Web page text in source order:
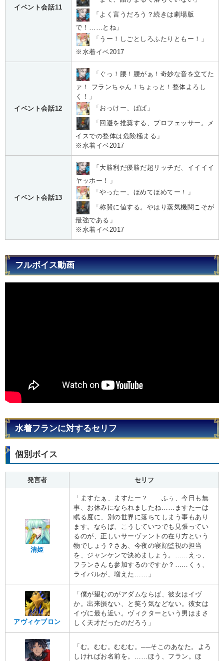
イベント会話11
「よく言うだろう？続きは劇場版
で！……とね」
「うー！しごとしろふたりともー！」
※水着イベ2017
イベント会話12
「ぐっ！腰！腰がぁ！奇妙な音を立てた
ァ！ フランちゃん！ちょっと！整体よろし
く！」
「おっけー、ぱぱ」
「回避を推奨する、プロフェッサー。メ
イスでの整体は危険極まる」
※水着イベ2017
イベント会話13
「大勝利だ優勝だ超リッチだ、イイイイ
ヤッホー！」
「やったー、ほめてほめてー！」
「称賛に値する。やはり蒸気機関こそが
最強である」
※水着イベ2017
フルボイス動画
水着フランに対するセリフ
個別ボイス
発言者 セリフ
清姫
「ますたぁ、ますたー？……ふぅ、今日も無
事、お休みになられましたね……ますたーは
眠る度に、別の世界に落ちてしまう事もあり
ます。ならば、こうしていつでも見張ってい
るのが、正しいサーヴァントの在り方という
物でしょう？さあ、今夜の寝顔監視の担当
を、ジャンケンで決めましょう。……えっ、
フランさんも参加するのですか？……くぅ、
ライバルが、増えた……」
アヴィケブロン
「僕が望むのがアダムならば、彼女はイヴ
か。出来損ない、と笑う気などない。彼女は
イヴに最も近い。ヴィクターという男はまさ
しく天才だったのだろう」
「む。むむ。むむむ。──そこのあなた。よろ
しければお名前を。……ほう、フラン。ほ